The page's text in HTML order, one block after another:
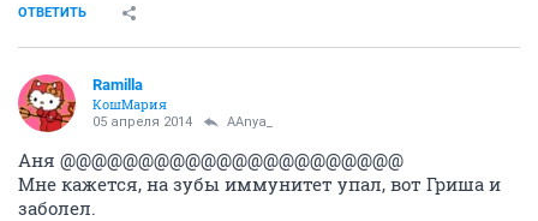
ОТВЕТИТЬ
Ramilla
КошМария
05 апреля 2014 AAnya_
Аня @@@@@@@@@@@@@@@@@@@@@@
Мне кажется, на зубы иммунитет упал, вот Гриша и
заболел.